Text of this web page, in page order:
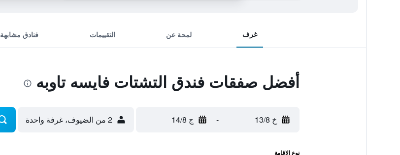
غرف لمحة عن التقييمات فنادق مشابهة
أفضل صفقات فندق التشتات فايسه تاوبه
خ 13/8 - ج 14/8 2 من الضيوف، غرفة واحدة
نوع الإقامة